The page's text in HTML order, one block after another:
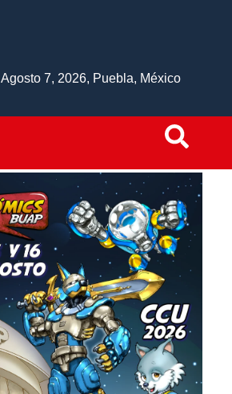
Agosto 7, 2026, Puebla, México